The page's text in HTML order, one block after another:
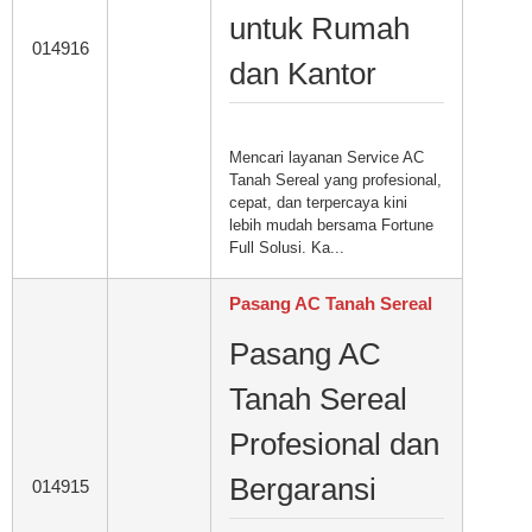
014916
untuk Rumah
dan Kantor
Mencari layanan Service AC
Tanah Sereal yang profesional,
cepat, dan terpercaya kini
lebih mudah bersama Fortune
Full Solusi. Ka...
014915
Pasang AC Tanah Sereal
Pasang AC
Tanah Sereal
Profesional dan
Bergaransi